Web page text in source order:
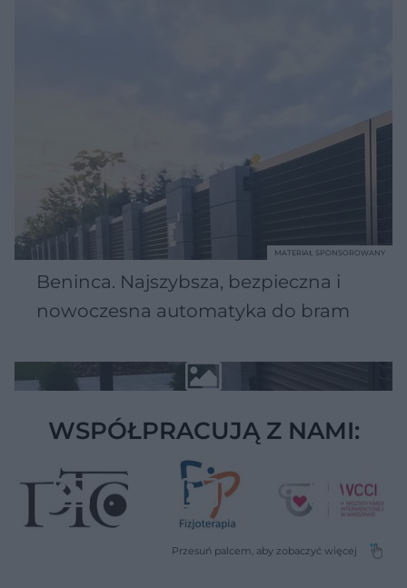
Beninca. Najszybsza, bezpieczna i
nowoczesna automatyka do bram
MATERIAŁ SPONSOROWANY
WSPÓŁPRACUJĄ Z NAMI: